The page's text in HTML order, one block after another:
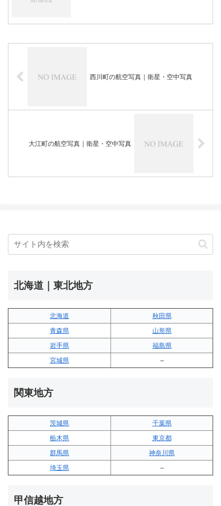
西川町の航空写真｜衛星・空中写真
大江町の航空写真｜衛星・空中写真
北海道｜東北地方
北海道
秋田県
青森県
山形県
岩手県
福島県
宮城県
–
関東地方
茨城県
千葉県
栃木県
東京都
群馬県
神奈川県
埼玉県
–
甲信越地方